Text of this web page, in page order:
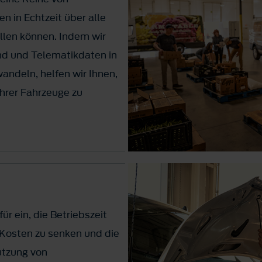
in Echtzeit über alle
können. Indem wir
und Telematikdaten in
helfen wir Ihnen,
Fahrzeuge zu
ein, die Betriebszeit
zu senken und die
von